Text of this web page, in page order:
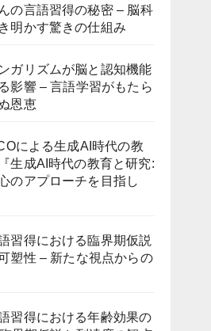
の言語習得の秘密 – 脳科
明かす驚きの仕組み
ガリズムが脳と認知機能
影響 – 言語学習がもたら
恩恵
による生成AI時代の教
生成AI時代の教育と研究:
のアプローチを目指し
習得における臨界期仮説
塑性 – 新たな視点からの
習得における年齢効果の